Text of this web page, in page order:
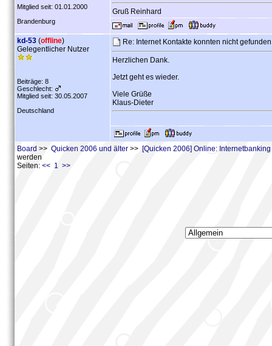
Mitglied seit: 01.01.2000
Brandenburg
Gruß Reinhard
kd-53 (offline)
Gelegentlicher Nutzer
Beiträge: 8
Geschlecht:
Mitglied seit: 30.05.2007
Deutschland
Re: Internet Kontakte konnten nicht
Herzlichen Dank.
Jetzt geht es wieder.
Viele Grüße
Klaus-Dieter
Board >> Quicken 2006 und älter >> [Quicken 2006] Online:
werden
Seiten: << 1 >>